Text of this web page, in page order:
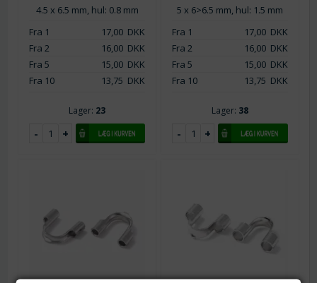
4.5 x 6.5 mm, hul: 0.8 mm
Fra 1
17,00DKK
Fra 2
16,00DKK
Fra 5
15,00DKK
Fra 10
13,75 DKK
Lager: 23
5 x 6>6.5 mm, hul: 1.5 mm
Fra 1
17,00DKK
Fra 2
16,00DKK
Fra 5
15,00DKK
Fra 10
13,75 DKK
Lager: 38